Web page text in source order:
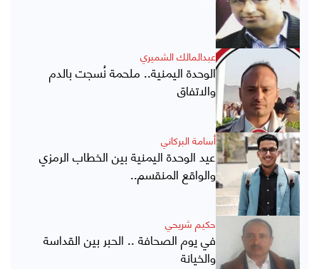
عبدالمالك الشميري
الوحدة اليمنية.. ملحمة نُسجت بالدم
والاتفاق
أسامة البركاني
عيد الوحدة اليمنية بين الخطاب الرمزي
والواقع المنقسم..
حكيم شريحي
في يوم الصحافة .. الحبر بين القداسة
والخيانة